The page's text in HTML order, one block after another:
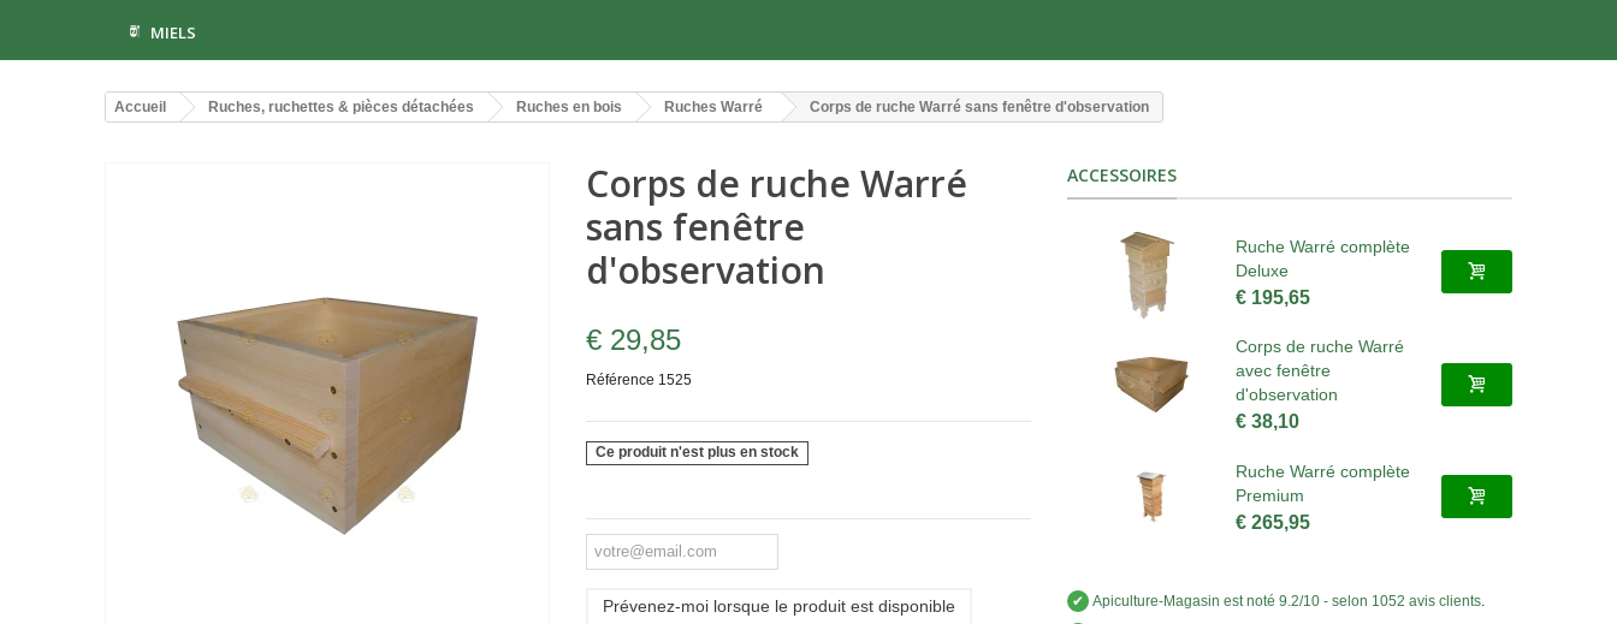
MIELS
Accueil Ruches, ruchettes & pièces détachées Ruches en bois Ruches Warré Corps de ruche Warré sans fenêtre d'observation
Corps de ruche Warré
sans fenêtre
d'observation
€ 29,85
Référence 1525
Ce produit n'est plus en stock
Prévenez-moi lorsque le produit est disponible
ACCESSOIRES
Ruche Warré complète
Deluxe
€ 195,65
Corps de ruche Warré
avec fenêtre
d'observation
€ 38,10
Ruche Warré complète
Premium
€ 265,95
✔ Apiculture-Magasin est noté 9.2/10 - selon 1052 avis clients.